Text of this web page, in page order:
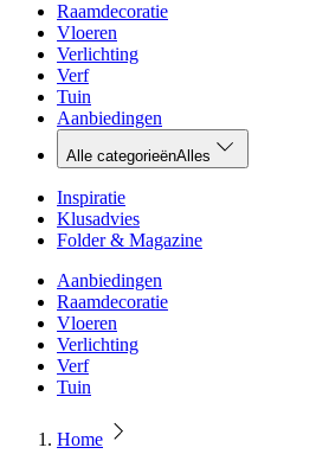
Raamdecoratie
Vloeren
Verlichting
Verf
Tuin
Aanbiedingen
Alle categorieënAlles
Inspiratie
Klusadvies
Folder & Magazine
Aanbiedingen
Raamdecoratie
Vloeren
Verlichting
Verf
Tuin
Home